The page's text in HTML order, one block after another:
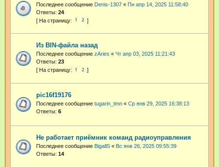
Последнее сообщение Denis-1307 « Пн апр 14, 2025 11:58:40
Ответы: 24
1 2
Из BIN-файла назад
Последнее сообщение zAries « Чт апр 03, 2025 11:21:43
Ответы: 23
1 2
pic16f19176
Последнее сообщение tugarin_tmn « Ср янв 29, 2025 16:38:13
Ответы: 6
Не работает приёмник команд радиоуправления
Последнее сообщение BigallS « Вс янв 26, 2025 09:55:39
Ответы: 14